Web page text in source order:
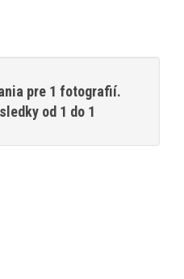
pre 1 fotografií.
od 1 do 1